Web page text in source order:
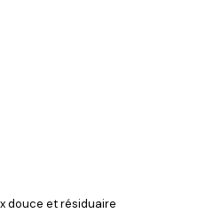
douce et résiduaire